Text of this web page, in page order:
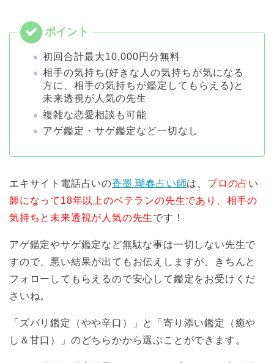
初回合計最大10,000円分無料
相手の気持ち(好きな人の気持ちが気になる
方に、相手の気持ちが鑑定してもらえる)と
未来透視が人気の先生
複雑な恋愛相談も可能
アゲ鑑定・サゲ鑑定など一切なし
エキサイト電話占いの香墨 瑚春占い師は、 プロの占い
師になって18年以上のベテランの先生であり、相手の
気持ちと未来透視が人気の先生です！
アゲ鑑定やサゲ鑑定など無駄な事は一切しない先生で
すので、悪い結果が出てもお伝えしますが、きちんと
フォローしてもらえるので安心して鑑定をお受けくだ
さいね。
「ズバリ鑑定（やや辛口）」と「寄り添い鑑定（癒や
し＆甘口）」のどちらかから選ぶことができます。